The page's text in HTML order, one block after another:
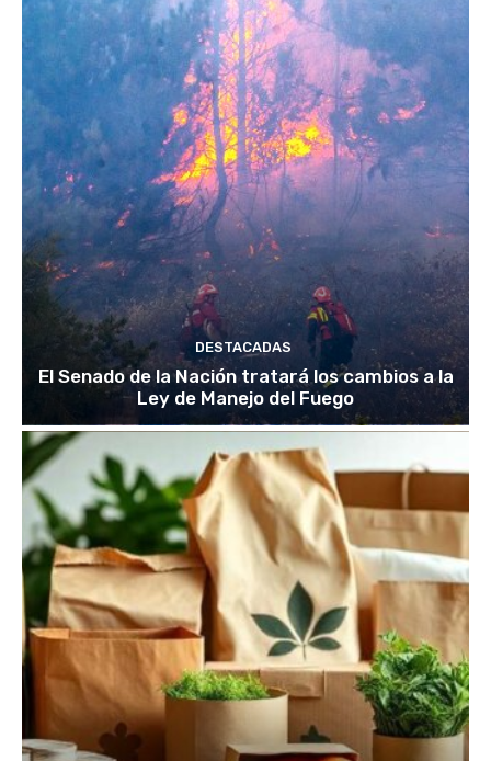
DESTACADAS
El Senado de la Nación tratará los cambios a la
Ley de Manejo del Fuego